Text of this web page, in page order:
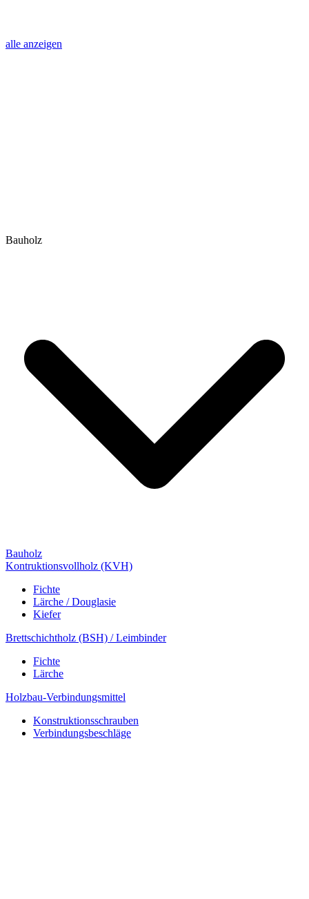
alle anzeigen
Bauholz
Bauholz
Kontruktionsvollholz (KVH)
Fichte
Lärche / Douglasie
Kiefer
Brettschichtholz (BSH) / Leimbinder
Fichte
Lärche
Holzbau-Verbindungsmittel
Konstruktionsschrauben
Verbindungsbeschläge